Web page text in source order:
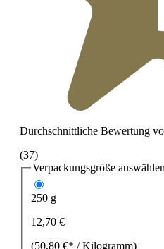
Durchschnittliche Bewertung
(37)
Verpackungsgröße auswählen
250 g
12,70 €
(50,80 €* / Kilogramm)